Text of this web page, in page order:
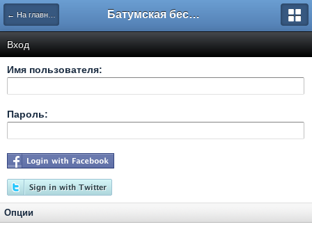
← На главную Батумская беседка
Вход
Имя пользователя:
Пароль:
Опции